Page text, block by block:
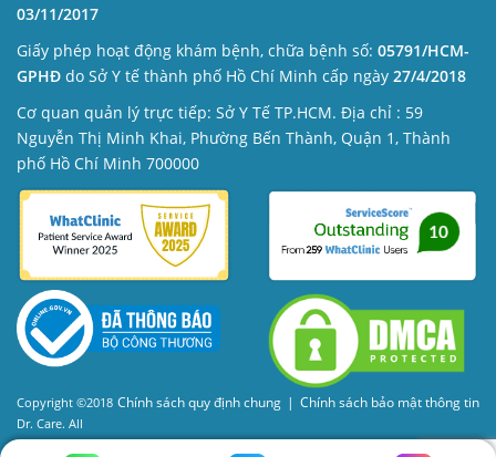
03/11/2017
Giấy phép hoạt động khám bệnh, chữa bệnh số: 05791/HCM-
GPHĐ do Sở Y tế thành phố Hồ Chí Minh cấp ngày 27/4/2018
Cơ quan quản lý trực tiếp: Sở Y Tế TP.HCM. Địa chỉ : 59
Nguyễn Thị Minh Khai, Phường Bến Thành, Quận 1, Thành
phố Hồ Chí Minh 700000
Chính sách quy định chung | Chính sách bảo mật thông tin
Copyright ©2018
Dr. Care. All
Rights Reserved